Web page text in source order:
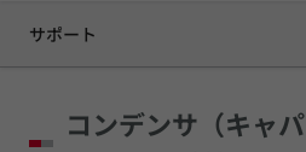
サポート
コンデンサ（キャ